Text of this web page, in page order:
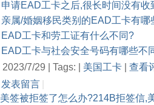
申请EAD工卡之后,很长时间没有收
亲属/婚姻移民类别的EAD工卡有哪
EAD工卡和劳工证有什么不同?
EAD工卡与社会安全号码有哪些不
2023/7/29 | Tags: | 美国工卡
查看
发表留言
美签被拒签了怎么办?214B拒签信,